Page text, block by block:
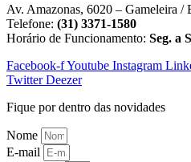
Av. Amazonas, 6020 – Gameleira
Telefone: (31) 3371-1580
Horário de Funcionamento: Seg. a
Facebook-fYoutube Instagram
Twitter Deezer
Fique por dentro das novidades
Nome
E-mail